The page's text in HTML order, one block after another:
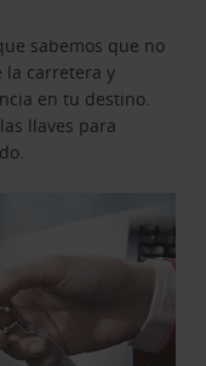
sabemos que no
la carretera y
en tu destino.
llaves para